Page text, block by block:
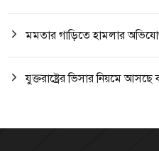
মমতার গাড়িতে হামলার
যুক্তরাষ্ট্রের ভিসার নিয়মে আসছে